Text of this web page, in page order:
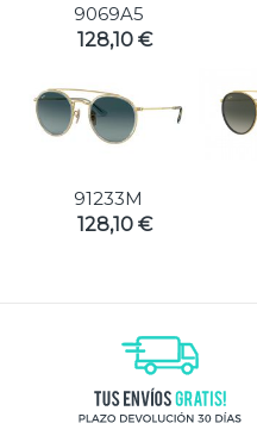
9069A5
128,10 €
91233M
128,10 €